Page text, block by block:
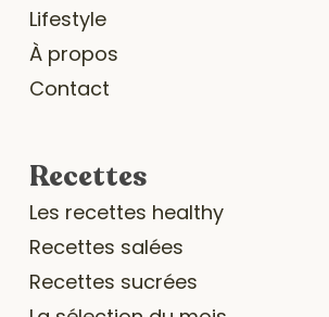
Lifestyle
À propos
Contact
Recettes
Les recettes healthy
Recettes salées
Recettes sucrées